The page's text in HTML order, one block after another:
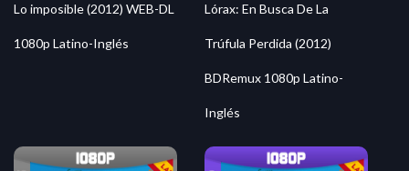
Lo imposible (2012) WEB-DL
1080p Latino-Inglés
Lórax: En Busca De La
Trúfula Perdida (2012)
BDRemux 1080p Latino-
Inglés